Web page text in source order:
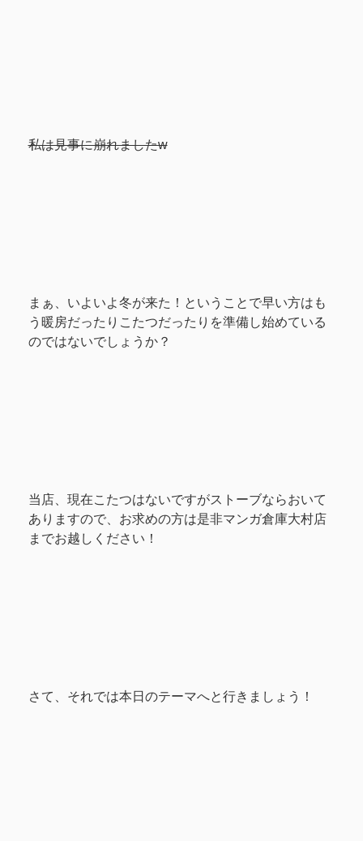
私は見事に崩れましたw
まぁ、いよいよ冬が来た！ということで早い方はも
う暖房だったりこたつだったりを準備し始めている
のではないでしょうか？
当店、現在こたつはないですがストーブならおいて
ありますので、お求めの方は是非マンガ倉庫大村店
までお越しください！
さて、それでは本日のテーマへと行きましょう！